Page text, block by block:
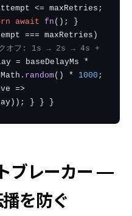
<= maxRetries;
await fn (); }
=== maxRetries)
オフ: 1s → 2s → 4s +
= baseDelayMs *
random() * 1000 ;
=>
} } }
ブレーカー —
を防ぐ